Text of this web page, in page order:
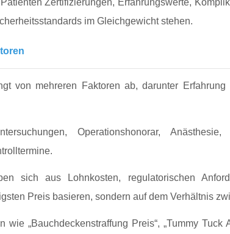
im Gleichgewicht stehen.
von mehreren Faktoren ab, darunter
Operationshonorar, Anästhesie,
sich aus Lohnkosten, regulatorischen
Preis basieren, sondern auf dem Verhältnis
„Bauchdeckenstraffung Preis“, „Tummy